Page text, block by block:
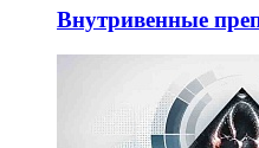
Внутривенные